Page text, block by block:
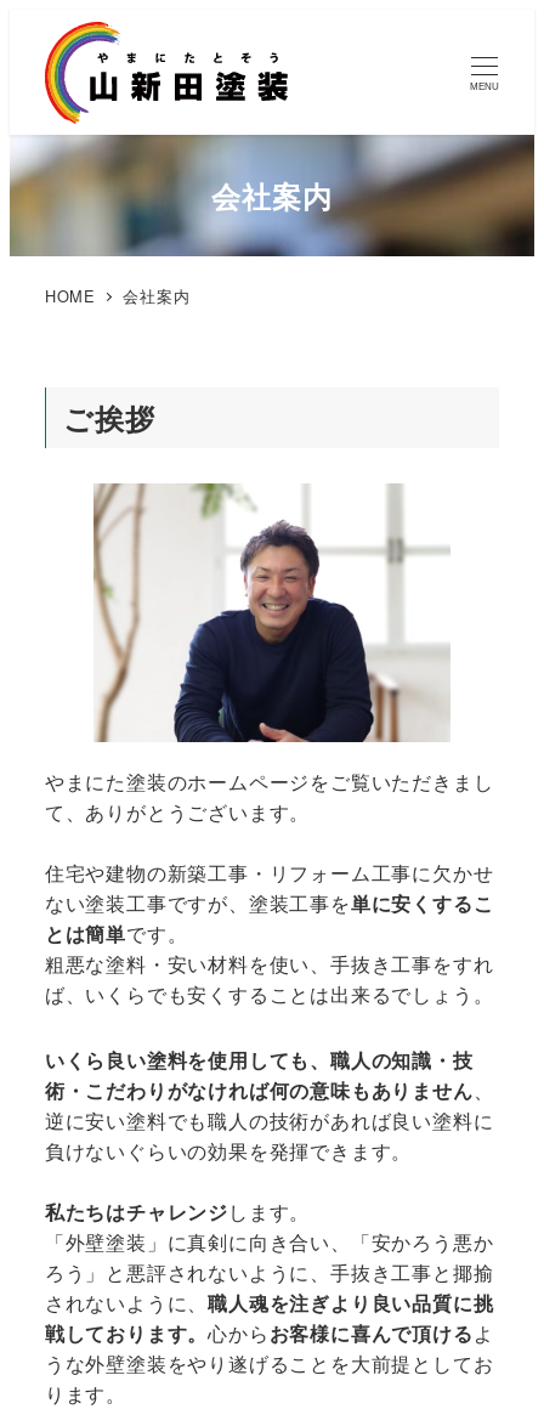
MENU
会社案内
HOME 会社案内
ご挨拶
やまにた塗装のホームページをご覧いただきまし
て、ありがとうございます。
住宅や建物の新築工事・リフォーム工事に欠かせ
ない塗装工事ですが、塗装工事を単に安くするこ
とは簡単です。
粗悪な塗料・安い材料を使い、手抜き工事をすれ
ば、いくらでも安くすることは出来るでしょう。
いくら良い塗料を使用しても、職人の知識・技
術・こだわりがなければ何の意味もありません、
逆に安い塗料でも職人の技術があれば良い塗料に
負けないぐらいの効果を発揮できます。
私たちはチャレンジします。
「外壁塗装」に真剣に向き合い、「安かろう悪か
ろう」と悪評されないように、手抜き工事と揶揄
されないように、職人魂を注ぎより良い品質に挑
戦しております。心からお客様に喜んで頂けるよ
うな外壁塗装をやり遂げることを大前提としてお
ります。